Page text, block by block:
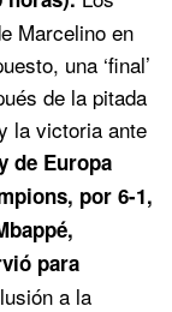
Marcelino en
una ‘final’
de la pitada
la victoria ante
de Europa
por 6-1,
para
a la